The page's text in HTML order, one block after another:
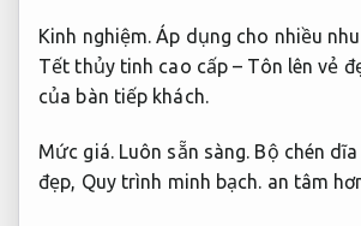
Kinh nghiệm. Áp dụng cho nhiều
Tết thủy tinh cao cấp – Tôn lên vẻ
của bàn tiếp khách.
Mức giá. Luôn sẵn sàng. Bộ chén
đẹp, Quy trình minh bạch. an tâm